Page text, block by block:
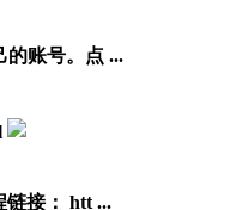
的账号。点 ...
链接： htt ...